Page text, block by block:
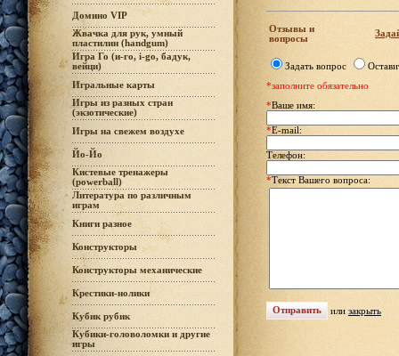
Домино VIP
Жвачка для рук, умный
пластилин (handgum)
Игра Го (и-го, i-go, бадук,
вейци)
Игральные карты
Игры из разных стран
(экзотические)
Игры на свежем воздухе
Йо-Йо
Кистевые тренажеры
(powerball)
Литература по различным
играм
Книги разное
Конструкторы
Конструкторы механические
Крестики-нолики
Кубик рубик
Кубики-головоломки и другие
игры
Отзывы и
вопросы
Задать вопрос
*заполните обязательно
*Ваше имя:
*E-mail:
Телефон:
*Текст Вашего вопроса:
или закрыть